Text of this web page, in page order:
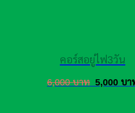
คอร์สอยู่ไฟ3วัน
6,000 บาท 5,000 บา